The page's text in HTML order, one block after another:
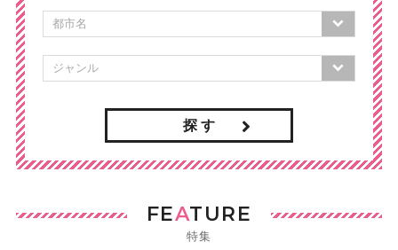
探 す
FEATURE
特集